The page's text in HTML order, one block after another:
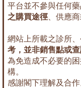
平台並不參與任何
之購買途徑、供應商
網站上所載之診所
考，並非銷售點或
為免造成不必要的
構。
感謝閣下理解及合作